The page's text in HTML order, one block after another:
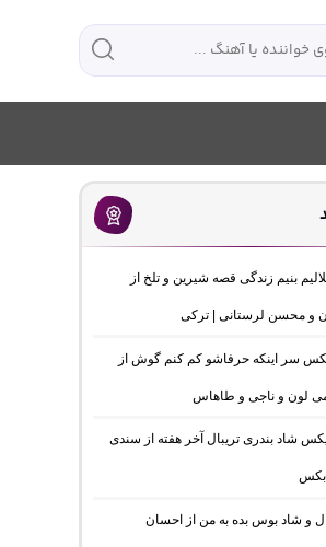
بنیم زندگی قصه شیرین و تلخ از
و محسن لرستانی | ترکی
سر اینکه حرفاشو کم کنم گوش از
لون و ناجی و طاهاس
شاد بندری تریبال آخر هفته از سندی
بکس
و شاد بوس بده به من از احسان